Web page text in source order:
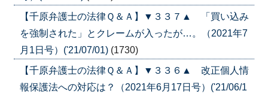
【千原弁護士の法律Ｑ＆Ａ】▼３３７▲ 「買い込み
を強制された」とクレームが入ったが…。（2021年7
月1日号）('21/07/01) (1730)
【千原弁護士の法律Ｑ＆Ａ】▼３３６▲ 改正個人情
報保護法への対応は？（2021年6月17日号）('21/06/1